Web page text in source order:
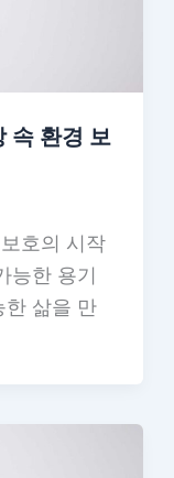
속 환경 보
호의 시작
능한 용기
한 삶을 만